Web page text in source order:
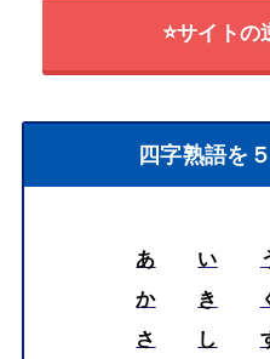
⭐サイトの
四字熟語を
あ い
か
き
さ
し